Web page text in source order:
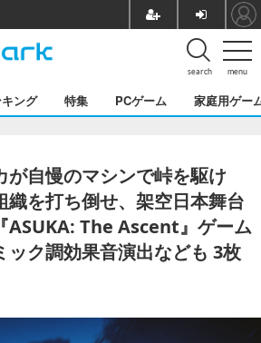
menu
search
ング 特集 PCゲーム 家庭用ゲー
が自慢のマシンで峠を駆け
織を打ち倒せ、架空日本舞台
ASUKA: The Ascent』ゲーム
ク調効果音演出なども 3枚